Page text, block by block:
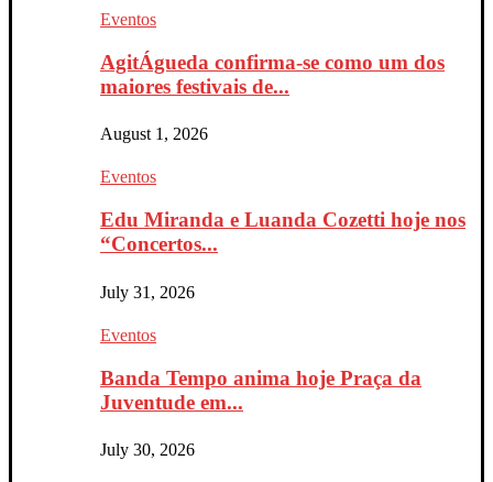
Eventos
AgitÁgueda confirma-se como um dos
maiores festivais de...
August 1, 2026
Eventos
Edu Miranda e Luanda Cozetti hoje nos
“Concertos...
July 31, 2026
Eventos
Banda Tempo anima hoje Praça da
Juventude em...
July 30, 2026